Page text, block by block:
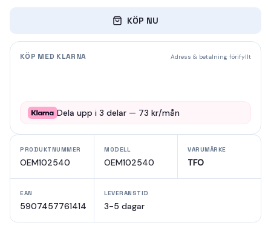
KÖP NU
KÖP MED KLARNA Adress & betalning förifyllt
Dela upp i 3 delar — 73 kr/mån
PRODUKTNUMMER
OEM102540
MODELL
OEM102540
VARUMÄRKE
TFO
EAN
5907457761414
LEVERANSTID
3-5 dagar